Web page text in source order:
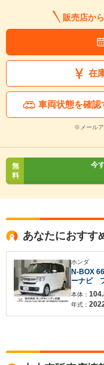
販売店か
在
車両状態を確認
※メールア
無
料
今
あなたにおすす
ホンダ
N-BOX
ーナビ
ンダセ
コーダー
メラ
本体：
年式：